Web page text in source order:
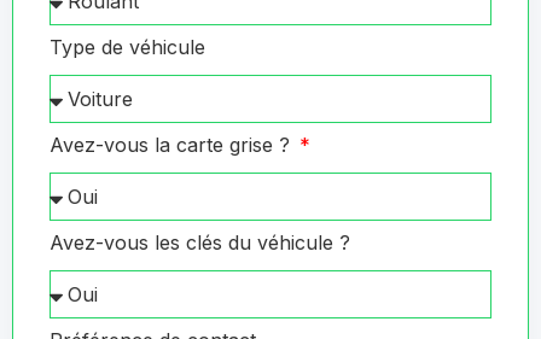
Type de véhicule
Avez-vous la carte grise ?
Avez-vous les clés du véhicule ?